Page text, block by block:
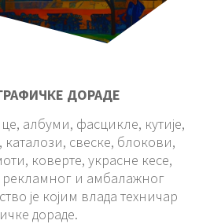
ДОРАДЕ
албуми, фасцикле, кутије,
свеске, блокови,
коверте, украсне кесе,
и амбалажног
је којим влада техничар
дораде.